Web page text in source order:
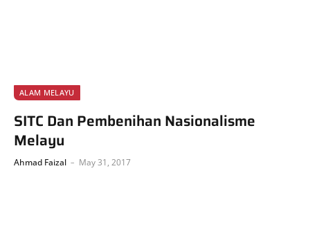
ALAM MELAYU
SITC Dan Pembenihan Nasionalisme
Melayu
Ahmad Faizal May 31, 2017